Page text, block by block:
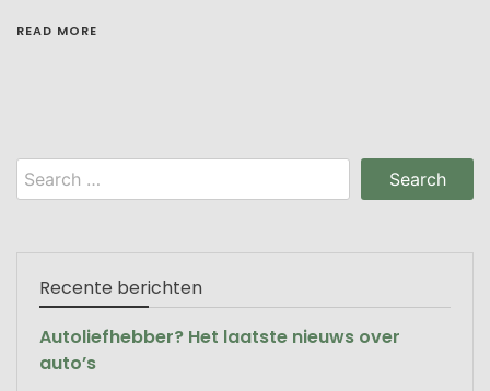
READ MORE
Search
for:
Recente berichten
Autoliefhebber? Het laatste nieuws over
auto’s